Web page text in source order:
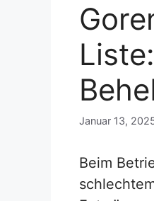
Januar 13,
Beim